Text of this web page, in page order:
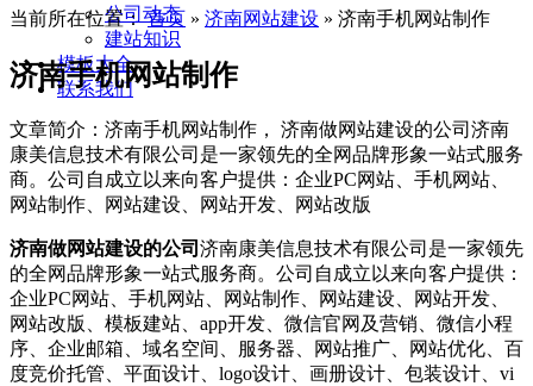
公司动态
建站知识
模板大全
联系我们
当前所在位置：首页 » 济南网站建设 » 济南手机网站制作
济南手机网站制作
文章简介： 济南手机网站制作， 济南做网站建设的公司济南
康美信息技术有限公司是一家领先的全网品牌形象一站式服务
商。公司自成立以来向客户提供：企业PC网站、手机网站、
网站制作、网站建设、网站开发、网站改版
济南做网站建设的公司 济南康美信息技术有限公司是一家领先
的全网品牌形象一站式服务商。公司自成立以来向客户提供：
企业PC网站、手机网站、网站制作、网站建设、网站开发、
网站改版、模板建站、app开发、微信官网及营销、微信小程
序、企业邮箱、域名空间、服务器、网站推广、网站优化、百
度竞价托管、平面设计、logo设计、画册设计、包装设计、vi